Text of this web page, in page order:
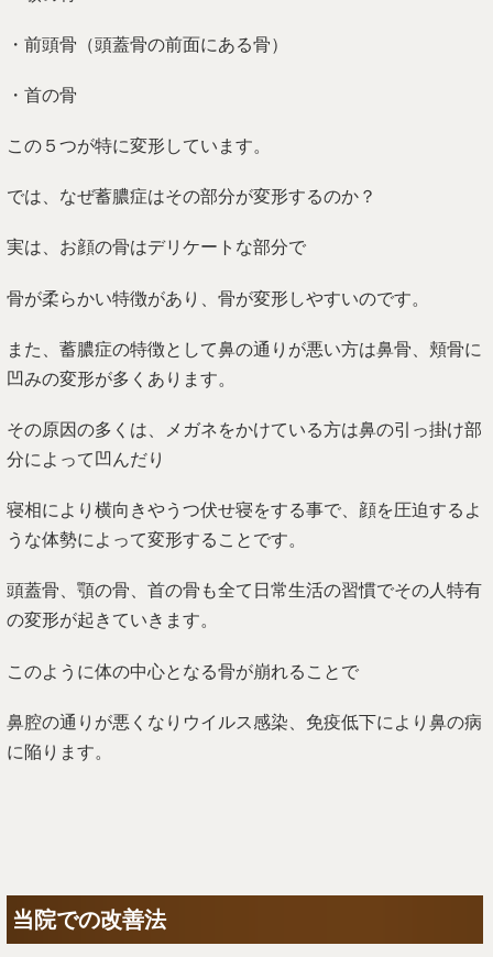
・前頭骨（頭蓋骨の前面にある骨）
・首の骨
この５つが特に変形しています。
では、なぜ蓄膿症はその部分が変形するのか？
実は、お顔の骨はデリケートな部分で
骨が柔らかい特徴があり、骨が変形しやすいのです。
また、蓄膿症の特徴として鼻の通りが悪い方は鼻骨、頬骨に
凹みの変形が多くあります。
その原因の多くは、メガネをかけている方は鼻の引っ掛け部
分によって凹んだり
寝相により横向きやうつ伏せ寝をする事で、顔を圧迫するよ
うな体勢によって変形することです。
頭蓋骨、顎の骨、首の骨も全て日常生活の習慣でその人特有
の変形が起きていきます。
このように体の中心となる骨が崩れることで
鼻腔の通りが悪くなりウイルス感染、免疫低下により鼻の病
に陥ります。
当院での改善法